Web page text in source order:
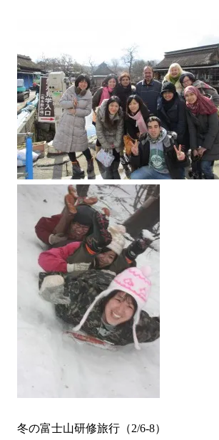
冬の富士山研修旅行（2/6-8）